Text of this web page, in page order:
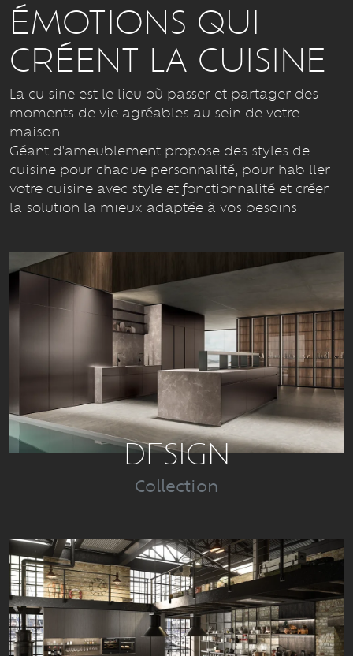
ÉMOTIONS QUI
CRÉENT LA CUISINE
La cuisine est le lieu où passer et partager des
moments de vie agréables au sein de votre
maison.
Géant d'ameublement propose des styles de
cuisine pour chaque personnalité, pour habiller
votre cuisine avec style et fonctionnalité et créer
la solution la mieux adaptée à vos besoins.
DESIGN
Collection